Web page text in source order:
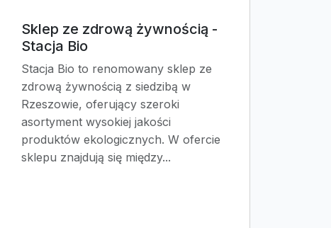
Sklep ze zdrową żywnością -
Stacja Bio
Stacja Bio to renomowany sklep ze
zdrową żywnością z siedzibą w
Rzeszowie, oferujący szeroki
asortyment wysokiej jakości
produktów ekologicznych. W ofercie
sklepu znajdują się między...